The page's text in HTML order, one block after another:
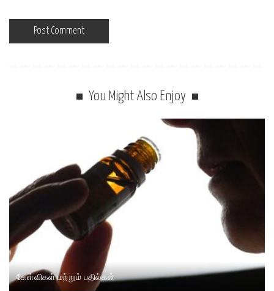
You Might Also Enjoy
கேள்விகள் மற்றும் பதில்கள்